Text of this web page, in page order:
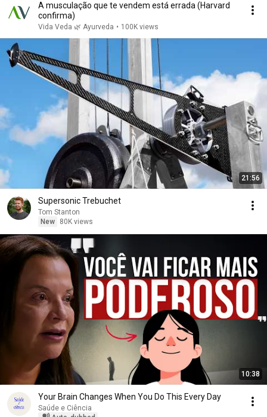
A musculação que te vendem está errada (Harvard
confirma)
Vida Veda 🌿 Ayurveda • 100K views
21:56
Supersonic Trebuchet
Tom Stanton
New
80K views
10:38
Your Brain Changes When You Do This Every Day
Saúde e Ciência